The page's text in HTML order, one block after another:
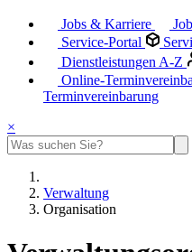
Jobs & Karriere
Service-Portal
Dienstleistungen A-Z
Online-
Terminvereinbarung
×
Verwaltung
Organisation